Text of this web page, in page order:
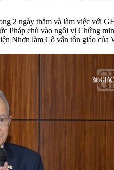
2 ngày thăm và làm việc với
Pháp chủ vào ngôi vị Chứng
Nhơn làm Cố vấn tôn giáo của